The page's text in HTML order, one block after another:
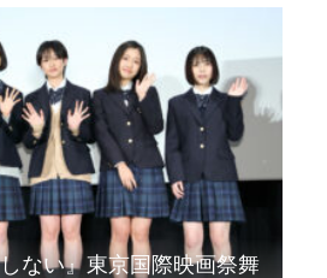
ない』東京国際映画祭舞